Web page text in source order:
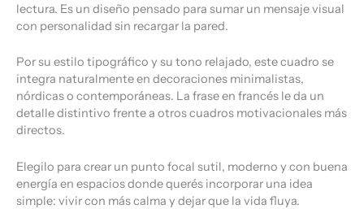
lectura. Es un diseño pensado para sumar un mensaje visual
con personalidad sin recargar la pared.
Por su estilo tipográfico y su tono relajado, este cuadro se
integra naturalmente en decoraciones minimalistas,
nórdicas o contemporáneas. La frase en francés le da un
detalle distintivo frente a otros cuadros motivacionales más
directos.
Elegilo para crear un punto focal sutil, moderno y con buena
energía en espacios donde querés incorporar una idea
simple: vivir con más calma y dejar que la vida fluya.